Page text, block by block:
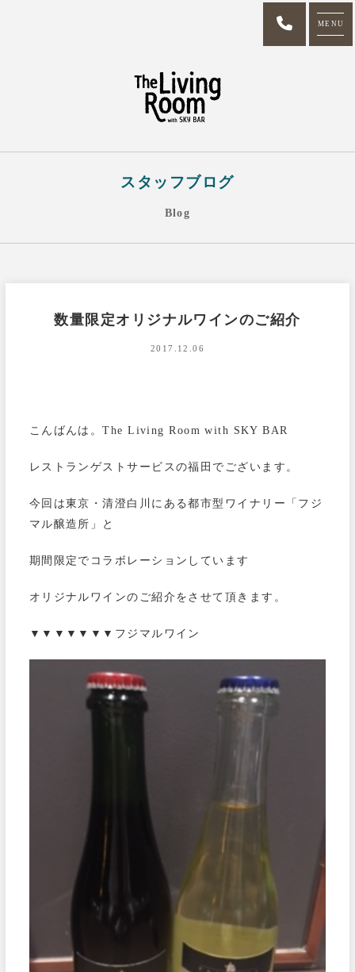
MENU
スタッフブログ
Blog
数量限定オリジナルワインのご紹介
2017.12.06
こんばんは。The Living Room with SKY BAR
レストランゲストサービスの福田でございます。
今回は東京・清澄白川にある都市型ワイナリー「フジ
マル醸造所」と
期間限定でコラボレーションしています
オリジナルワインのご紹介をさせて頂きます。
▼▼▼▼▼▼▼フジマルワイン